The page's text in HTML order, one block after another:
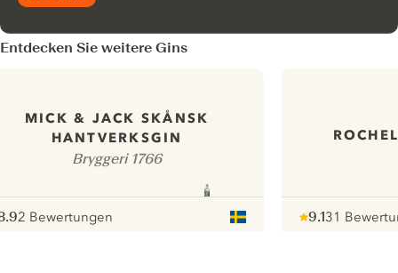
Entdecken Sie weitere Gins
MICK & JACK SKÅNSK
HANTVERKSGIN
Bryggeri 1766
2 Bewertungen
9.131